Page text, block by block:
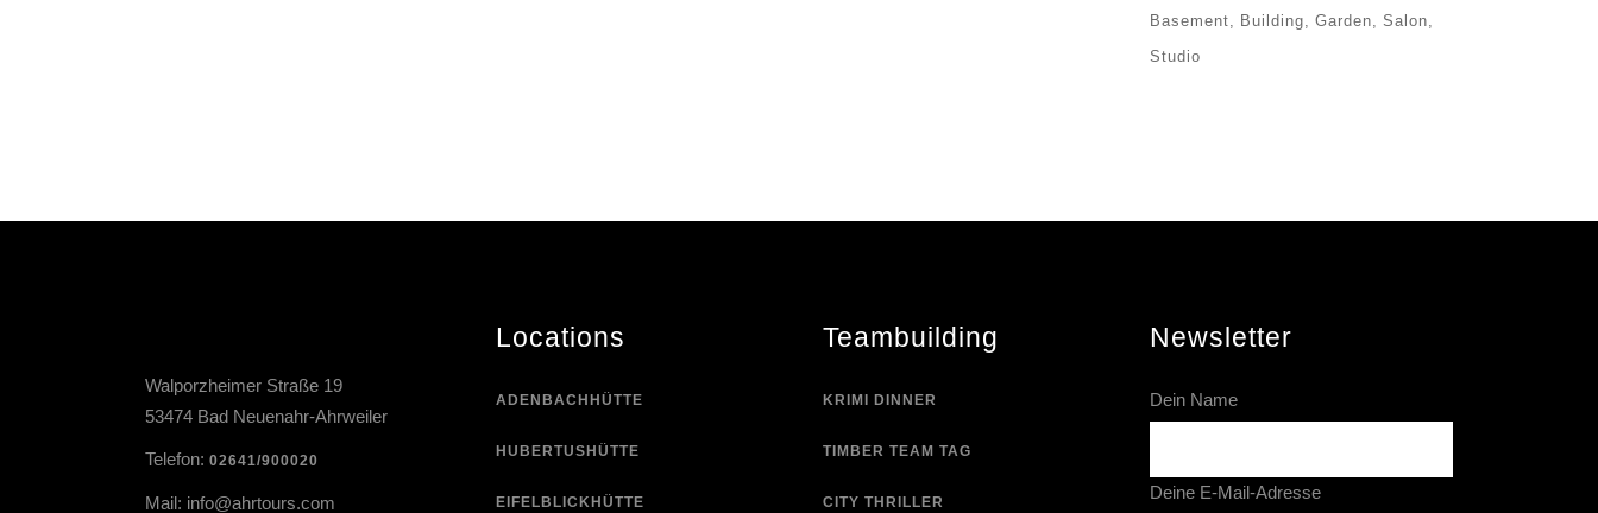
Basement Building Garden
Salon
Studio
Walporzheimer Straße 19
53474 Bad Neuenahr-Ahrweiler
Telefon: 02641/900020
Mail: info@ahrtours.com
Locations
ADENBACHHÜTTE
HUBERTUSHÜTTE
EIFELBLICKHÜTTE
Teambuilding
KRIMI DINNER
TIMBER TEAM TAG
CITY THRILLER
Newsletter
Dein Name
Deine E-Mail-Adresse